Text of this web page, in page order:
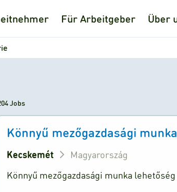
Für Arbeitgeber Über
Jobs
Könnyű mezőgazdasági
Kecskemét
Magyarország
Könnyű mezőgazdasági munka